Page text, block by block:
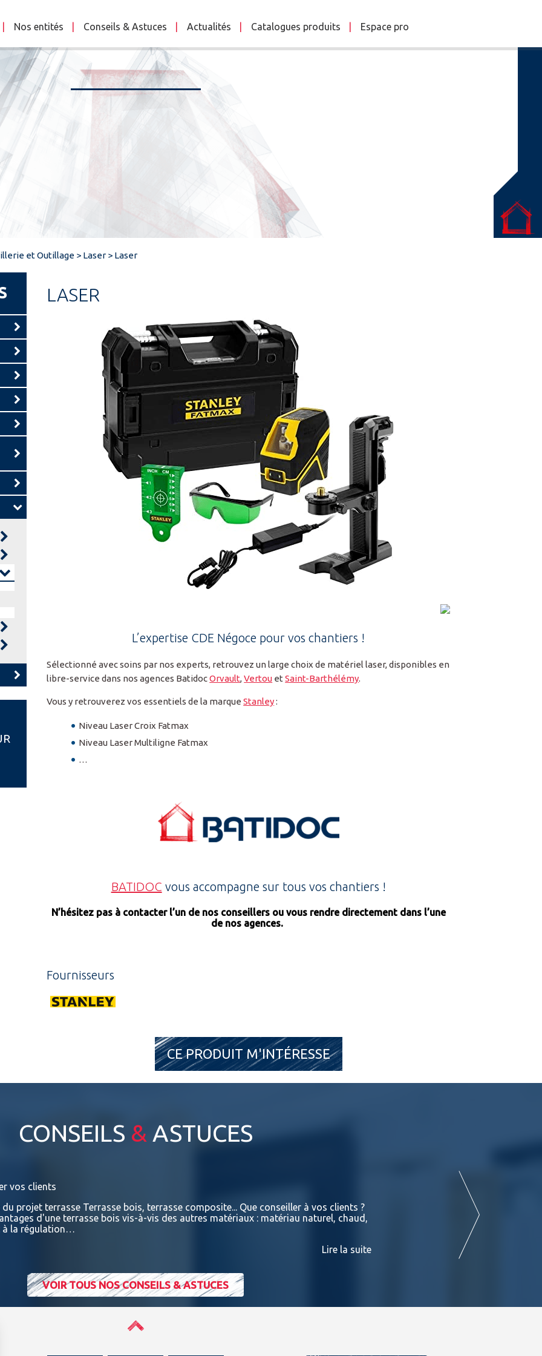
Nos entités Conseils & Astuces Actualités Catalogues produits Espace pro
et Outillage > Laser > Laser
LASER
L’expertise CDE Négoce pour vos chantiers !
Sélectionné avec soins par nos experts, retrouvez un large choix de matériel laser, disponibles en
libre-service dans nos agences BatidocOrvault,Vertou etSaint-Barthélémy.
Vous y retrouverez vos essentiels de la marqueStanley:
Niveau Laser Croix Fatmax
Niveau Laser Multiligne Fatmax
…
BATIDOC vous accompagne sur tous vos chantiers !
N’hésitez pas à contacter l’un de nos conseillers ou vous rendre directement dans l’une
de nos agences.
Fournisseurs
CE PRODUIT M'INTÉRESSE
CONSEILS & ASTUCES
vos clients
projet terrasse Terrasse bois, terrasse composite... Que conseiller à vos clients ?
d'une terrasse bois vis-à-vis des autres matériaux : matériau naturel, chaud,
à la régulation…
Lire la suite
Terrasses : Les différentes essences
Vous retrouverez dans les liens
exotiques en stock chez BATIDOC
PADOUK Ces fiches sont
VOIR TOUS NOS CONSEILS & ASTUCES